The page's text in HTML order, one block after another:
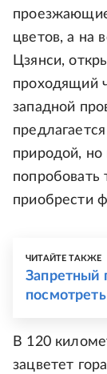
цветов, а на
Цзянси,
проходящий
западной
природой,
приобрести
ЧИТАЙТЕ ТАКЖЕ
Запретный
В 120
зацветет